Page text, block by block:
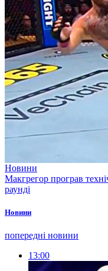
Новини
Макгрегор програв
раунді
Новини
попередні новини
13:00